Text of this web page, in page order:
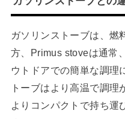
ガソリンストーブは、燃
方、Primus stoveは通常
ウトドアでの簡単な調理
トーブはより高温で調
よりコンパクトで持ち運